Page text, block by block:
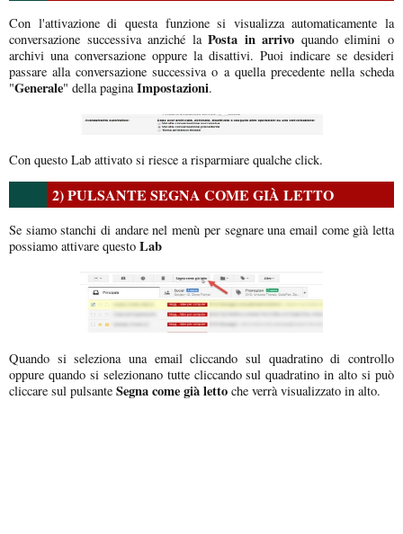
Con l'attivazione di questa funzione si visualizza automaticamente la
conversazione successiva anziché laPosta in arrivo quando elimini o
archivi una conversazione oppure la disattivi. Puoi indicare se desideri
passare alla conversazione successiva o a quella precedente nella scheda
"Generale" della paginaImpostazioni.
Con questo Lab attivato si riesce a risparmiare qualche click.
2) PULSANTE SEGNA COME GIÀ LETTO
Se siamo stanchi di andare nel menù per segnare una email come già letta
possiamo attivare questo Lab
Quando si seleziona una email cliccando sul quadratino di controllo
oppure quando si selezionano tutte cliccando sul quadratino in alto si può
cliccare sul pulsante Segna come già letto che verrà visualizzato in alto.